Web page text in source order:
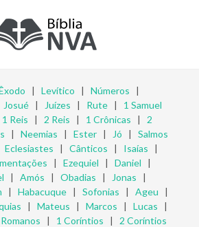
| Levítico | Números |
Josué| Juízes | Rute| 1 Samuel
1 Reis | 2 Reis | 1 Crônicas | 2
| Neemias | Ester | Jó | Salmos
Eclesiastes | Cânticos | Isaías |
| Ezequiel | Daniel |
| Amós | Obadias | Jonas |
| Habacuque| Sofonias | Ageu |
| Mateus | Marcos | Lucas |
Romanos | 1 Coríntios | 2 Coríntios